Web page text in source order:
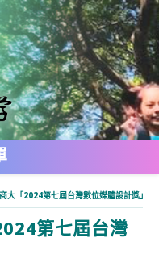
大「2024第七屆台灣數位媒體設計獎」
第七屆台灣